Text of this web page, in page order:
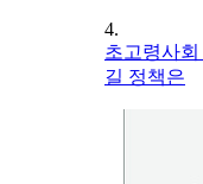
4.
초고령사회
길 정책은